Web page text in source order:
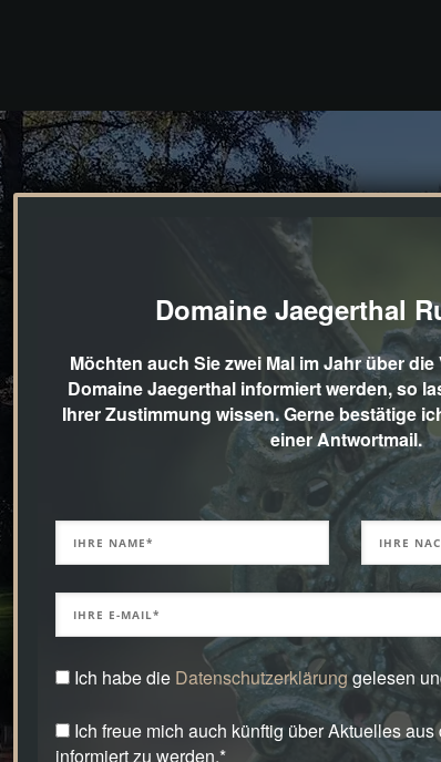
Domaine Jaegerthal
Möchten auch Sie zwei Mal im Jahr über
Domaine Jaegerthal informiert werden, so
Ihrer Zustimmung wissen. Gerne bestätige
einer Antwortmail.
Ich habe die Datenschutzerklärunggelesen
Ich freue mich auch künftig über Aktuelles
informiert zu werden.*